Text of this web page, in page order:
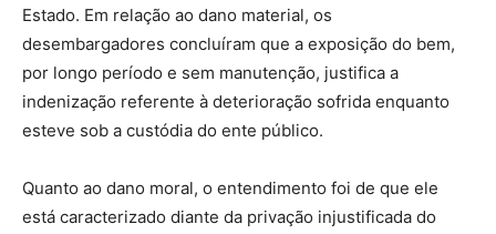
Estado. Em relação ao dano material, os
desembargadores concluíram que a exposição do bem,
por longo período e sem manutenção, justifica a
indenização referente à deterioração sofrida enquanto
esteve sob a custódia do ente público.
Quanto ao dano moral, o entendimento foi de que ele
está caracterizado diante da privação injustificada do